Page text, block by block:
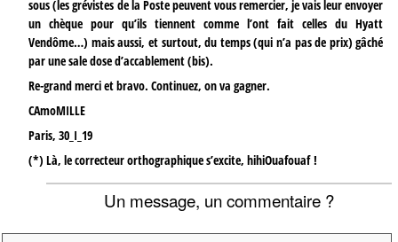
sous (les grévistes de la Poste peuvent vous remercier, je vais leur envoyer
un chèque pour qu’ils tiennent comme l’ont fait celles du Hyatt
Vendôme…) mais aussi, et surtout, du temps (qui n’a pas de prix) gâché
par une sale dose d’accablement (bis).
Re-grand merci et bravo. Continuez, on va gagner.
CAmoMILLE
Paris, 30_I_19
(*) Là, le correcteur orthographique s’excite, hihiOuafouaf !
Un message, un commentaire ?